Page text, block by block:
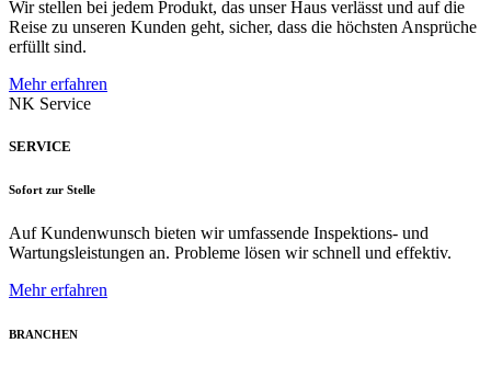
Wir stellen bei jedem Produkt, das unser Haus verlässt und auf die
Reise zu unseren Kunden geht, sicher, dass die höchsten Ansprüche
erfüllt sind.
Mehr erfahren
NK Service
SERVICE
Sofort zur Stelle
Auf Kundenwunsch bieten wir umfassende Inspektions- und
Wartungsleistungen an. Probleme lösen wir schnell und effektiv.
Mehr erfahren
BRANCHEN